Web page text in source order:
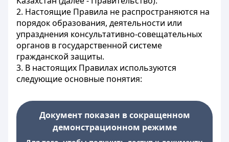
2. Настоящие Правила не распространяются на
порядок образования, деятельности или
упразднения консультативно-совещательных
органов в государственной системе
гражданской защиты.
3. В настоящих Правилах используются
следующие основные понятия:
Документ показан в сокращенном
демонстрационном режиме